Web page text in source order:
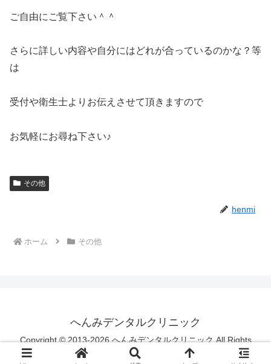
ご自由にご覧下さい＾＾
さらに詳しい内容や自分にはどれが合っているのかな？等
は
受付や衛生士よりお伝えさせて頂きますので
お気軽にお尋ね下さい♪
その他
henmi
ホーム その他
へんみデンタルクリニック
Copyright © 2013-2026 へんみデンタルクリニック All Rights
Reserved.